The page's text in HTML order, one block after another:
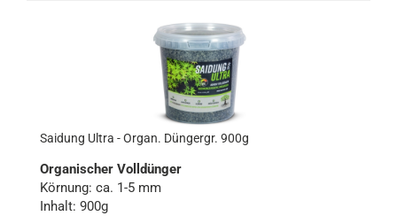
Sai­dung Ultra - Organ. Dün­g­er­gr. 900g
Or­ga­ni­scher Voll­dün­ger
Kör­nung: ca. 1-5 mm
In­halt: 900g